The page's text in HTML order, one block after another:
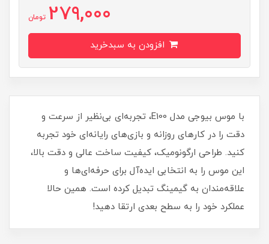
279,000 تومان
با موس بیوجی مدل E100، تجربه‌ای بی‌نظیر از سرعت و
دقت را در کارهای روزانه و بازی‌های رایانه‌ای خود تجربه
کنید. طراحی ارگونومیک، کیفیت ساخت عالی و دقت بالا،
این موس را به انتخابی ایده‌آل برای حرفه‌ای‌ها و
علاقه‌مندان به گیمینگ تبدیل کرده است. همین حالا
عملکرد خود را به سطح بعدی ارتقا دهید!